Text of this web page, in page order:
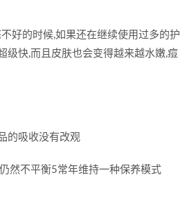
好的时候,如果还在继续使用过多的护
级快,而且皮肤也会变得越来越水嫩,痘
的吸收没有改观
然不平衡5常年维持一种保养模式